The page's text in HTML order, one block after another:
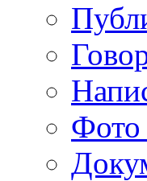
Фото